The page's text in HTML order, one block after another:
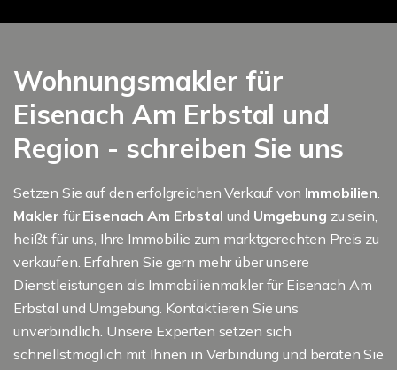
Wohnungsmakler für
Eisenach Am Erbstal und
Region - schreiben Sie uns
Setzen Sie auf den erfolgreichen Verkauf von Immobilien
Makler fürEisenach Am Erbstal und Umgebung zu sein,
heißt für uns, Ihre Immobilie zum marktgerechten Preis zu
verkaufen. Erfahren Sie gern mehr über unsere
Dienstleistungen als Immobilienmakler für Eisenach Am
Erbstal und Umgebung. Kontaktieren Sie uns
unverbindlich. Unsere Experten setzen sich
schnellstmöglich mit Ihnen in Verbindung und beraten Sie